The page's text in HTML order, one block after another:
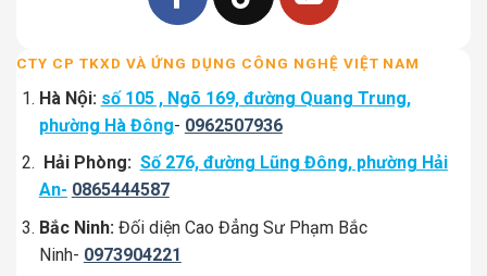
CTY CP TKXD VÀ ỨNG DỤNG CÔNG NGHỆ VIỆT NAM
Hà Nội: số 105 , Ngõ 169, đường Quang Trung,
phường Hà Đông- 0962507936
Hải Phòng: Số 276, đường Lũng Đông, phường Hải
An- 0865444587
Bắc Ninh: Đối diện Cao Đẳng Sư Phạm Bắc
Ninh- 0973904221